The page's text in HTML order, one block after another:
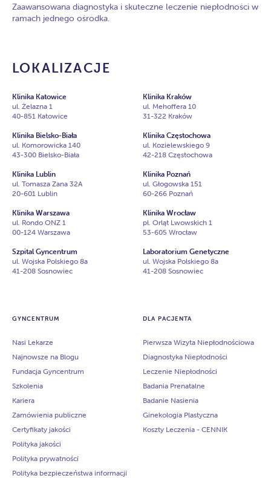
Zaawansowana diagnostyka i skuteczne leczenie niepłodności w
ramach jednego ośrodka.
GYNCENTRUM
Nasi Lekarze
Najnowsze na Blogu
Fundacja Gyncentrum
Szkolenia
Kariera
Zamówienia publiczne
Certyfikaty jakości
Polityka jakości
Polityka prywatności
Polityka bezpieczeństwa informacji
DLA PACJENTA
Pierwsza Wizyta Niepłodnościowa
Diagnostyka Niepłodności
Leczenie Niepłodności
Badania Prenatalne
Badanie Nasienia
Ginekologia Plastyczna
Koszty Leczenia - CENNIK
LOKALIZACJE
Klinika Katowice
ul. Żelazna 1
40-851 Katowice
Klinika Kraków
ul. Mehoffera 10
31-322 Kraków
Klinika Bielsko-Biała
ul. Komorowicka 140
43-300 Bielsko-Biała
Klinika Częstochowa
ul. Kozielewskiego 9
42-218 Częstochowa
Klinika Lublin
ul. Tomasza Zana 32A
20-601 Lublin
Klinika Poznań
ul. Głogowska 151
60-266 Poznań
Klinika Warszawa
ul. Rondo ONZ 1
00-124 Warszawa
Klinika Wrocław
pl. Orląt Lwowskich 1
53-605 Wrocław
Szpital Gyncentrum
ul. Wojska Polskiego 8a
41-208 Sosnowiec
Laboratorium Genetyczne
ul. Wojska Polskiego 8a
41-208 Sosnowiec